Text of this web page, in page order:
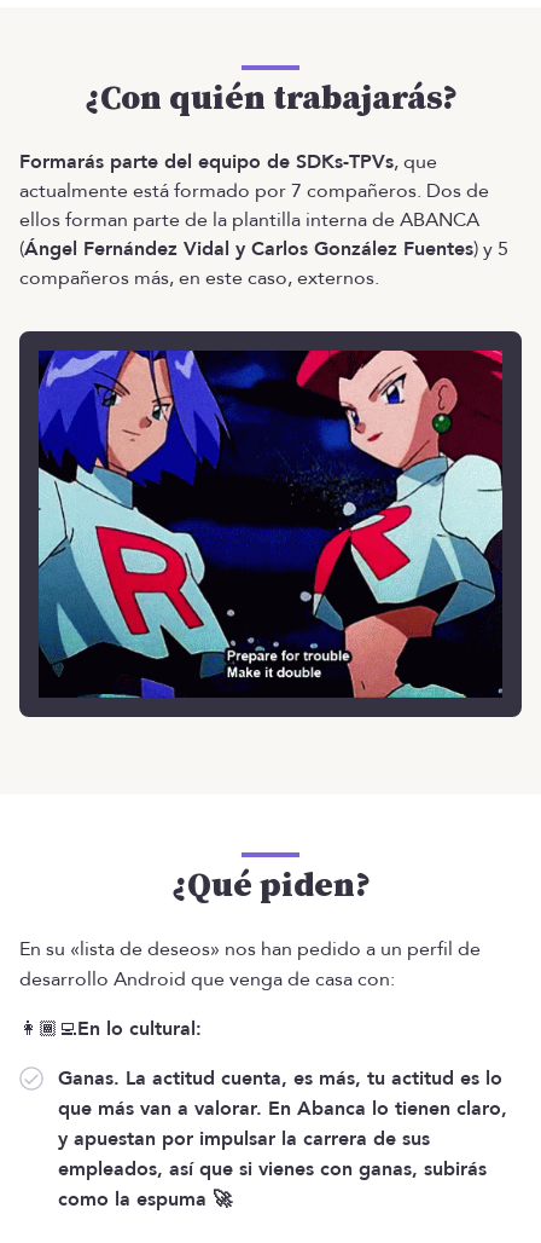
¿Con quién trabajarás?
Formarás parte del equipo de SDKs-TPVs, que
actualmente está formado por 7 compañeros. Dos de
ellos forman parte de la plantilla interna de ABANCA
(Ángel Fernández Vidal y Carlos González Fuentes) y 5
compañeros más, en este caso, externos.
¿Qué piden?
En su «lista de deseos» nos han pedido a un perfil de
desarrollo Android que venga de casa con:
👩🏾‍💻En lo cultural:
Ganas. La actitud cuenta, es más, tu actitud es lo
que más van a valorar. En Abanca lo tienen claro,
y apuestan por impulsar la carrera de sus
empleados, así que si vienes con ganas, subirás
como la espuma 🚀